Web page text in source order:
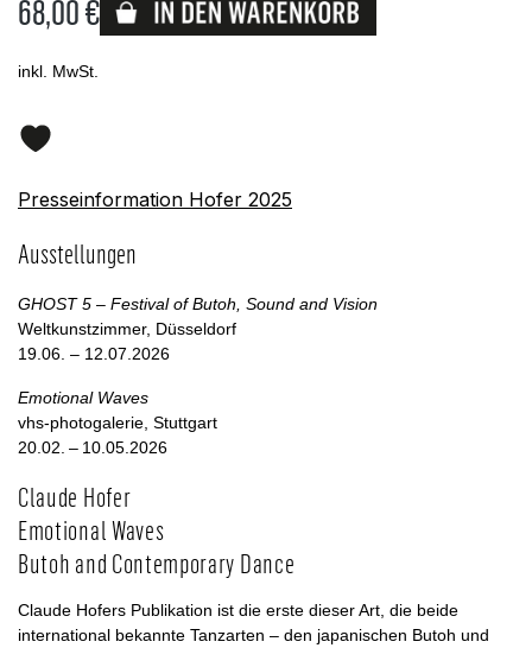
inkl. MwSt.
68,00 € Lieferbar
Presseinformation Hofer 2025
Ausstellungen
GHOST 5 – Festival of Butoh, Sound and Vision
Weltkunstzimmer, Düsseldorf
19.06. – 12.07.2026
Emotional Waves
vhs-photogalerie, Stuttgart
20.02. – 10.05.2026
Claude Hofer
Emotional Waves
Butoh and Contemporary Dance
Claude Hofers Publikation ist die erste dieser Art, die beide
international bekannte Tanzarten – den japanischen Butoh und